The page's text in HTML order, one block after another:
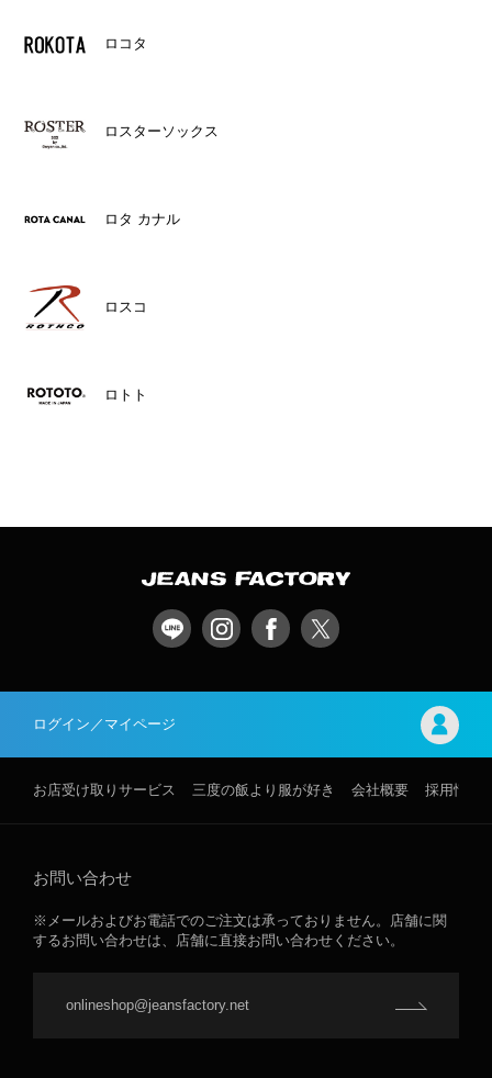
ロコタ
ロスターソックス
ロタ カナル
ロスコ
ロトト
ログイン／マイページ
お店受け取りサービス 三度の飯より服が好き 会社概要 採用情報
お問い合わせ
※メールおよびお電話でのご注文は承っておりません。店舗に関
するお問い合わせは、店舗に直接お問い合わせください。
onlineshop@jeansfactory.net